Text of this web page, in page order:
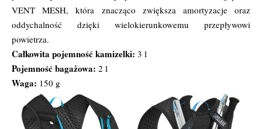
VENT MESH, która znacząco zwiększa amortyzacje oraz
oddychalność dzięki wielokierunkowemu przepływowi
powietrza.
Całkowita pojemność kamizelki: 3 l
Pojemność bagażowa: 2 l
Waga: 150 g